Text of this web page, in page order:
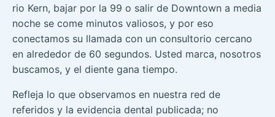
rio Kern, bajar por la 99 o salir de Downtown a media
noche se come minutos valiosos, y por eso
conectamos su llamada con un consultorio cercano
en alrededor de 60 segundos. Usted marca, nosotros
buscamos, y el diente gana tiempo.
Refleja lo que observamos en nuestra red de
referidos y la evidencia dental publicada; no